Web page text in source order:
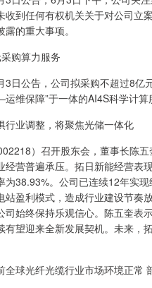
收到任何有权机关关于对公司立
的重大事项。
购算力服务
公告，公司拟采购不超过8亿
保障”于一体的AI4S科学计算
业调整，将聚焦光储一体化
）召开股东会，董事长陈五
经营普遍承压。拓日新能经营
为38.93%。公司已连续12年实
站盈利模式，造成行业建设节
司始终保持乐观信心。陈五奎
有望迎来全新发展契机。未来
球光纤光缆行业市场环境正常